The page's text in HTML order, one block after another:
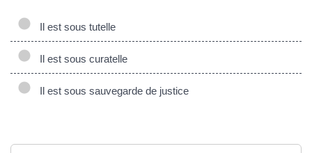
Il est sous tutelle
Il est sous curatelle
Il est sous sauvegarde de justice